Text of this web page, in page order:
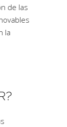
de las
la